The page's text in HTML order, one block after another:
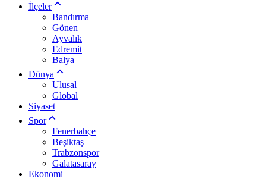
İlçeler
Bandırma
Gönen
Ayvalık
Edremit
Balya
Dünya
Ulusal
Global
Siyaset
Spor
Fenerbahçe
Beşiktaş
Trabzonspor
Galatasaray
Ekonomi